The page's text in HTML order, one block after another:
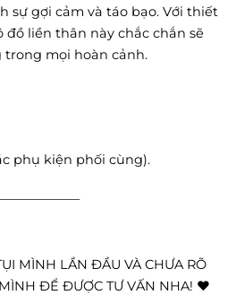
sự gợi cảm và táo bạo. Với thiết
đồ liền thân này chắc chắn sẽ
mọi hoàn cảnh.
phụ kiện phối cùng).
MÌNH LẦN ĐẦU VÀ CHƯA RÕ
ĐỂ ĐƯỢC TƯ VẤN NHA! ❤️